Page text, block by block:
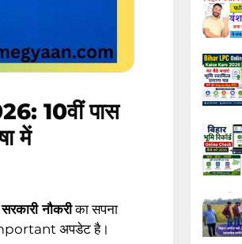
10वीं पास
में
सरकारी नौकरीका सपना
अपडेट है।